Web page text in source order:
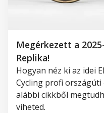
Megérkezett a
Replika!
Hogyan néz ki az idei
Cycling profi országúti
alábbi cikkből
viheted.